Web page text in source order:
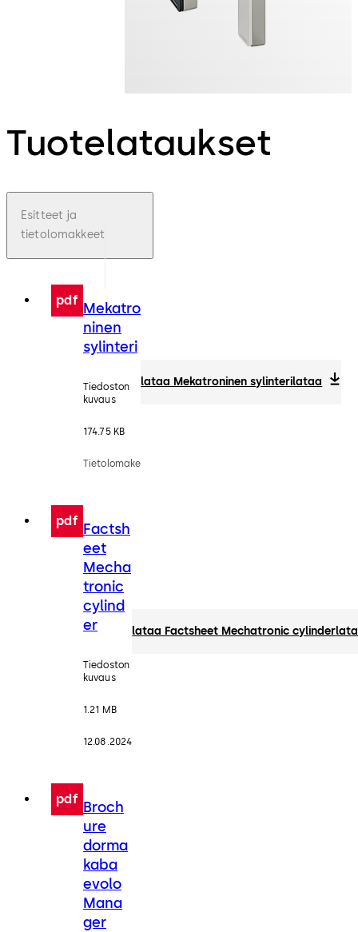
Tuotelataukset
Esitteet ja
tietolomakkeet
pdf Mekatro
ninen
sylinteri
Tiedoston
kuvaus
174.75 KB
Tietolomake
lataa Mekatroninen sylinterilataa
pdf Factsh
eet
Mecha
tronic
cylind
er
Tiedoston
kuvaus
1.21 MB
12.08.2024
lataa Factsheet Mechatronic cylinder
pdf Broch
ure
dorma
kaba
evolo
Mana
ger